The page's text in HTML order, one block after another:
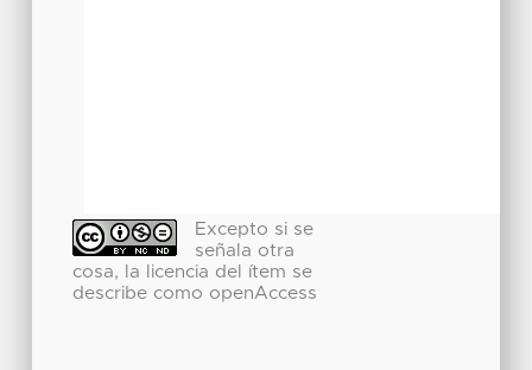
Excepto si se
señala otra
cosa, la licencia del ítem se
describe como openAccess